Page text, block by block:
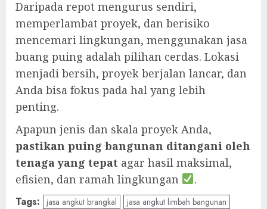
Daripada repot mengurus sendiri,
memperlambat proyek, dan berisiko
mencemari lingkungan, menggunakan jasa
buang puing adalah pilihan cerdas. Lokasi
menjadi bersih, proyek berjalan lancar, dan
Anda bisa fokus pada hal yang lebih
penting.
Apapun jenis dan skala proyek Anda,
pastikan puing bangunan ditangani oleh
tenaga yang tepat agar hasil maksimal,
efisien, dan ramah lingkungan
.
Tags: jasa angkut brangkal
jasa angkut limbah bangunan